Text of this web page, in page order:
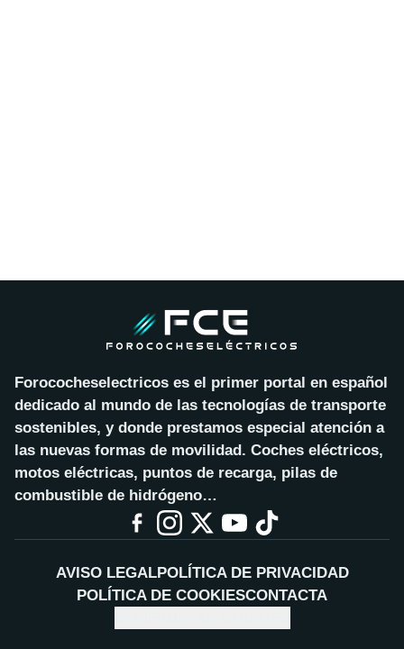
Forococheselectricos es el primer portal en español
dedicado al mundo de las tecnologías de transporte
sostenibles, y donde prestamos especial atención a
las nuevas formas de movilidad. Coches eléctricos,
motos eléctricas, puntos de recarga, pilas de
combustible de hidrógeno…
AVISO LEGALPOLÍTICA DE PRIVACIDAD
POLÍTICA DE COOKIESCONTACTA